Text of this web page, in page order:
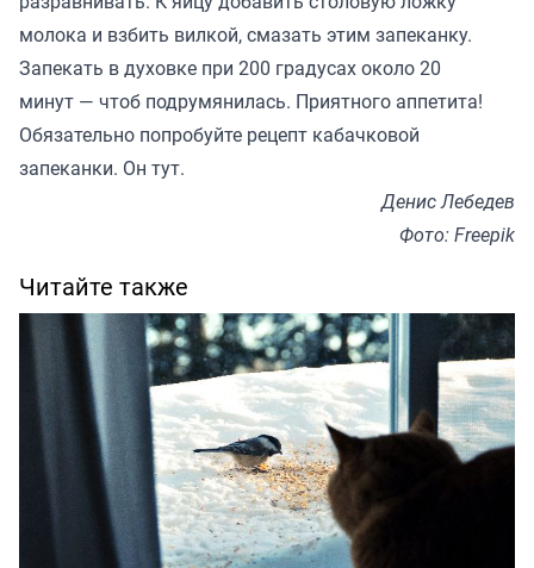
молока и взбить вилкой, смазать этим запеканку.
Запекать в духовке при 200 градусах около 20
минут — чтоб подрумянилась. Приятного аппетита!
Обязательно попробуйте рецепт кабачковой
запеканки. Он тут.
Денис Лебедев
Фото: Freepik
Читайте также